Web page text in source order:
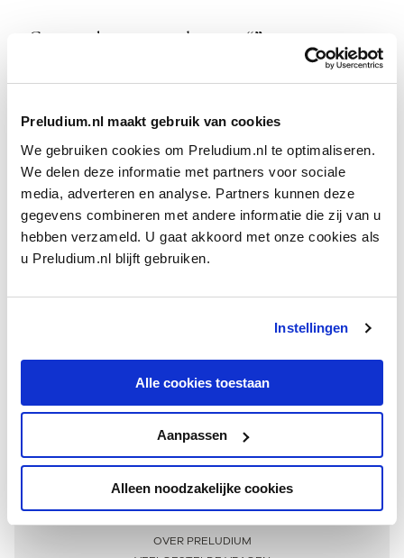
Preludium.nl maakt gebruik van cookies
We gebruiken cookies om Preludium.nl te optimaliseren.
We delen deze informatie met partners voor sociale
media, adverteren en analyse. Partners kunnen deze
gegevens combineren met andere informatie die zij van u
hebben verzameld. U gaat akkoord met onze cookies als
u Preludium.nl blijft gebruiken.
Instellingen
Alle cookies toestaan
Aanpassen
Alleen noodzakelijke cookies
Geen resultaten gevonden voor “”.
Meer informatie
OVER PRELUDIUM